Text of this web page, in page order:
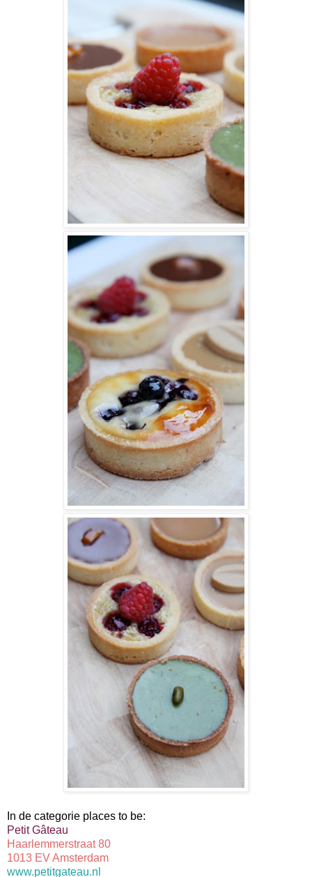
In de categorie places to be:
Petit Gâteau
Haarlemmerstraat 80
1013 EV Amsterdam
www.petitgateau.nl